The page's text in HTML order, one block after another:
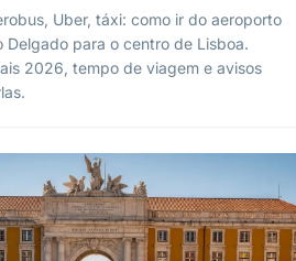
Uber, táxi: como ir do aeroporto
Delgado para o centro de Lisboa.
2026, tempo de viagem e avisos